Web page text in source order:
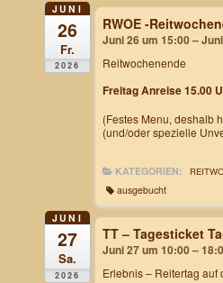
JUNI
26
Fr.
2026
RWOE -
Juni 26 um 15:00 –
Reitwochenende
Freitag Anreise 15.00
(Festes Menu, deshalb
(und/oder spezielle
KATEGORIEN:
ausgebucht
JUNI
27
Sa.
2026
TT – Tagesticket
Juni 27 um 10:00 –
Erlebnis – Reitertag auf